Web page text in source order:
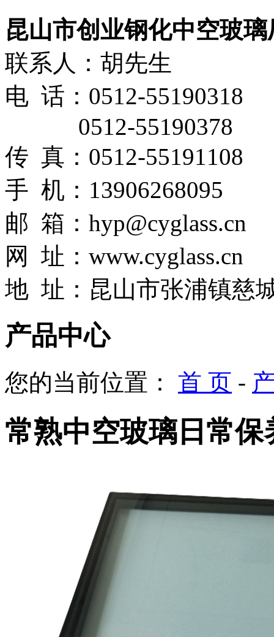
昆山市创业钢化中空玻璃
联系人：胡先生
电 话：0512-55190318
0512-55190378
传 真：0512-55191108
手 机：13906268095
邮 箱：hyp@cyglass.cn
网
址： www.cyglass.cn
地 址：昆山市张浦镇慈
产品中心
您的当前位置： 首 页 -
常熟中空玻璃日常保